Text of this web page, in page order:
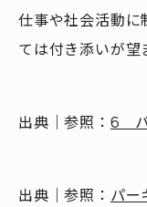
仕事や社会活動に
ては付き添いが望
出典｜参照： 6 パ
出典｜参照： パー